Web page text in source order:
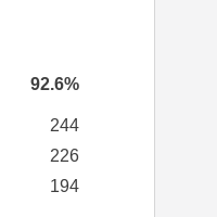
92.6%
244
226
194